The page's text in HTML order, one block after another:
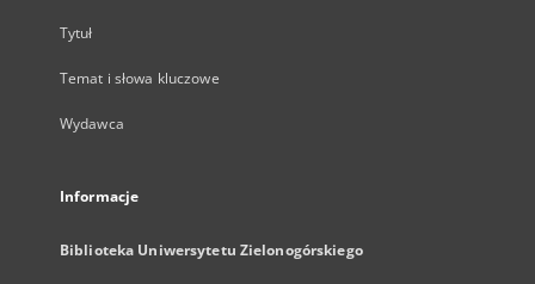
Tytuł
Temat i słowa kluczowe
Wydawca
Informacje
Biblioteka Uniwersytetu Zielonogórskiego